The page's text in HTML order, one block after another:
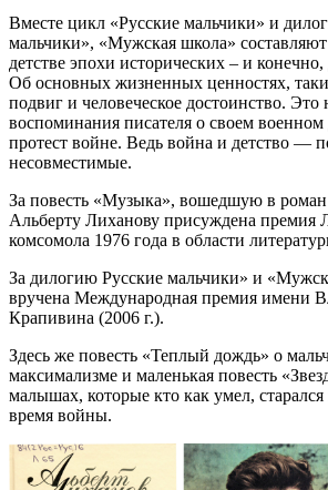
Вместе цикл «Русские мальчики» и
мальчики», «Мужская школа»
детстве эпохи исторических – и
Об основных жизненных ценностях,
подвиг и человеческое достоинство. Это
воспоминания писателя о своем военном
протест войне. Ведь война и детство —
несовместимые.
За повесть «Музыка», вошедшую в роман
Альберту Лиханову присуждена премия
комсомола 1976 года в области
За дилогию Русские мальчики» и
вручена Международная премия имени
Крапивина (2006 г.).
Здесь же повесть «Теплый дождь» о
максимализме и маленькая повесть
малышах, которые кто как умел,
время войны.